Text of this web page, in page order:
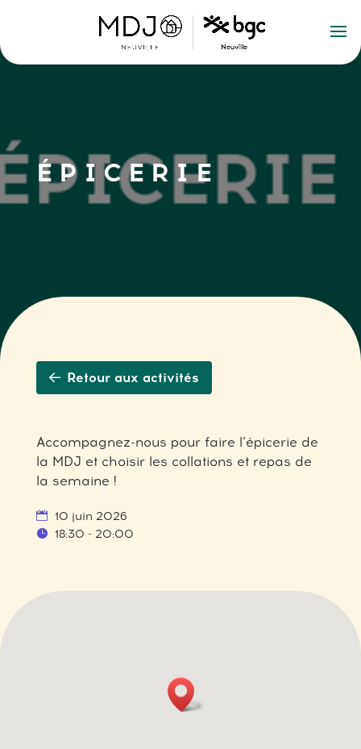
ÉPICERIE
Retour aux activités
Accompagnez-nous pour faire l’épicerie de
la MDJ et choisir les collations et repas de
la semaine !
10 juin 2026
18:30 - 20:00